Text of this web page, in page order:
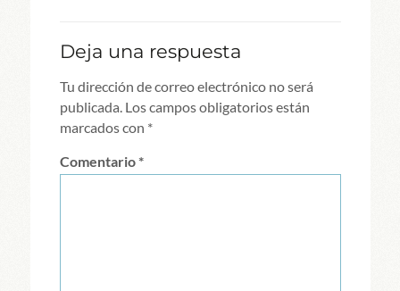
Deja una respuesta
Tu dirección de correo electrónico no será
publicada. Los campos obligatorios están
marcados con *
Comentario*